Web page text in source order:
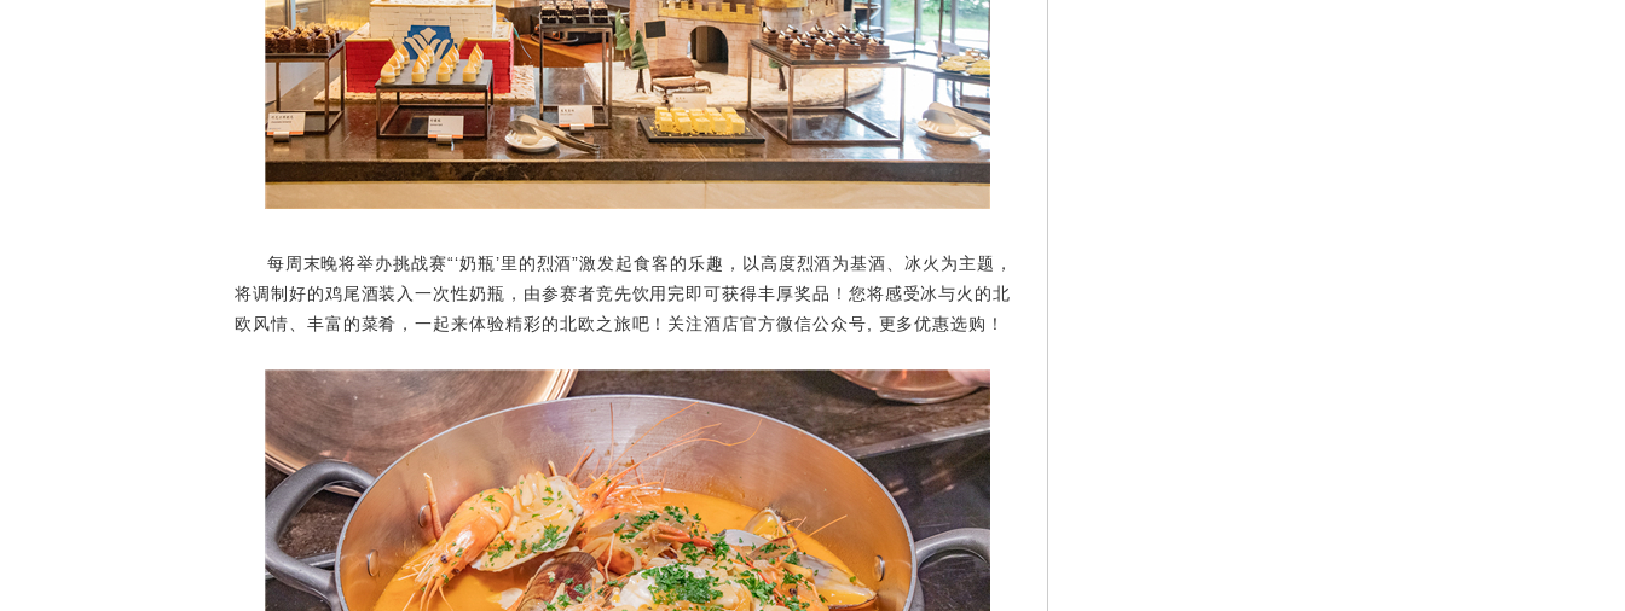
每周末晚将举办挑战赛“‘奶瓶’里的烈酒”激发起食客的乐趣，以高度烈酒为基酒、冰火为主题，
将调制好的鸡尾酒装入一次性奶瓶，由参赛者竞先饮用完即可获得丰厚奖品！您将感受冰与火的北
欧风情、丰富的菜肴，一起来体验精彩的北欧之旅吧！关注酒店官方微信公众号, 更多优惠选购！